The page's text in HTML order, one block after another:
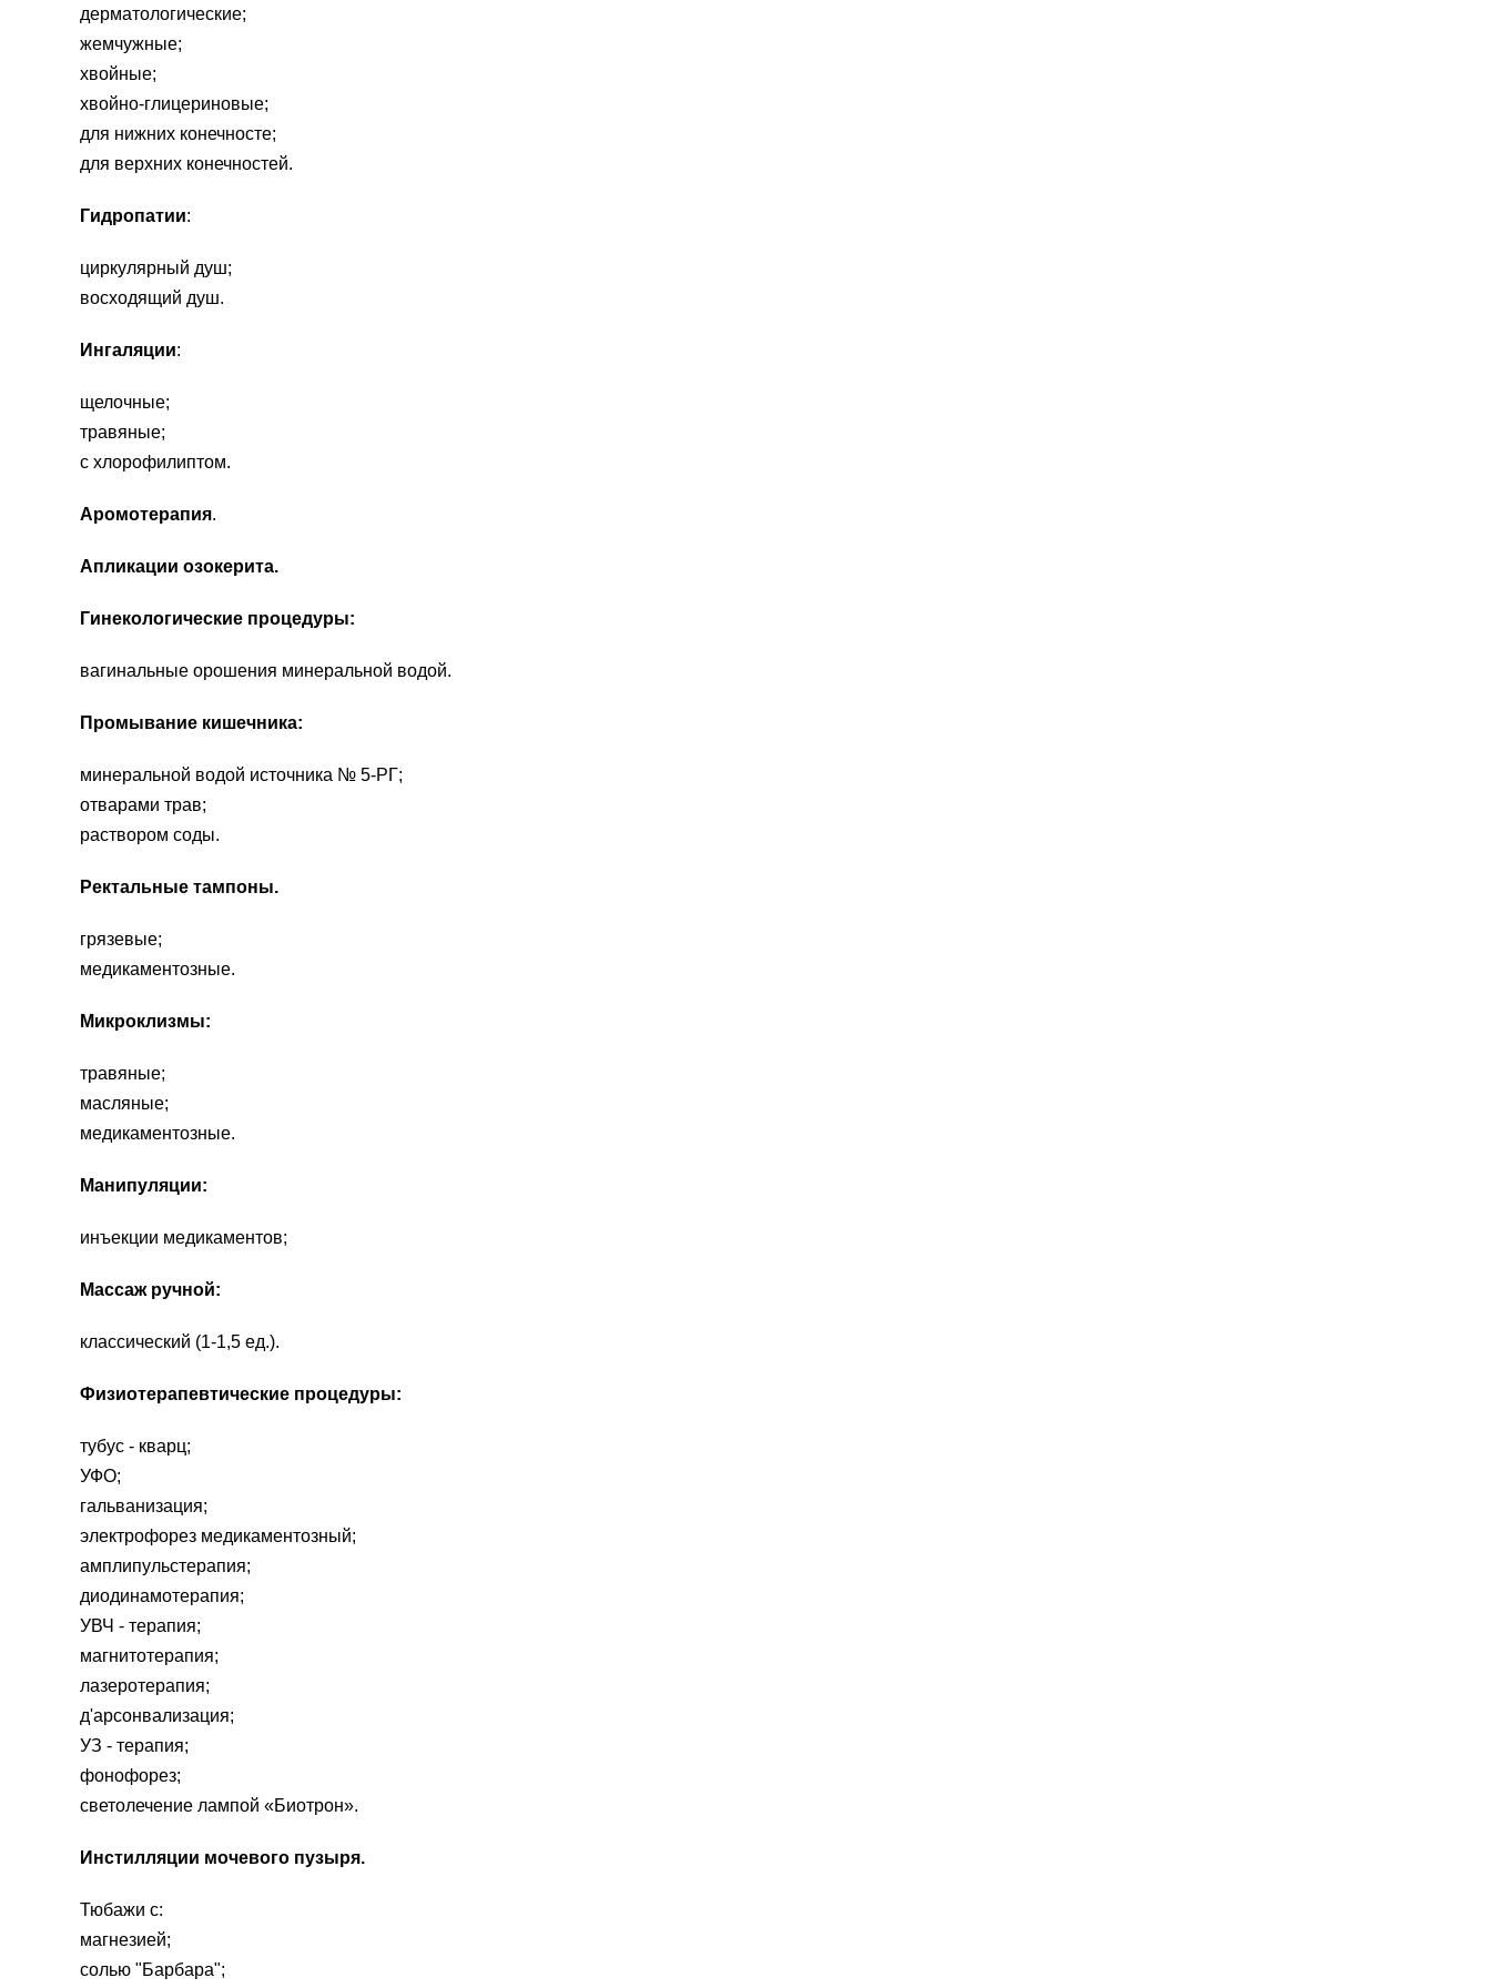
дерматологические;
жемчужные;
хвойные;
хвойно-глицериновые;
для нижних конечносте;
для верхних конечностей.
Гидропатии:
циркулярный душ;
восходящий душ.
Ингаляции:
щелочные;
травяные;
с хлорофилиптом.
Аромотерапия.
Апликации озокерита.
Гинекологические процедуры:
вагинальные орошения минеральной водой.
Промывание кишечника:
минеральной водой источника № 5-РГ;
отварами трав;
раствором соды.
Ректальные тампоны.
грязевые;
медикаментозные.
Микроклизмы:
травяные;
масляные;
медикаментозные.
Манипуляции:
инъекции медикаментов;
Массаж ручной:
классический (1-1,5 ед.).
Физиотерапевтические процедуры:
тубус - кварц;
УФО;
гальванизация;
электрофорез медикаментозный;
амплипульстерапия;
диодинамотерапия;
УВЧ - терапия;
магнитотерапия;
лазеротерапия;
д'арсонвализация;
УЗ - терапия;
фонофорез;
светолечение лампой «Биотрон».
Инстилляции мочевого пузыря.
Тюбажи с:
магнезией;
солью "Барбара";